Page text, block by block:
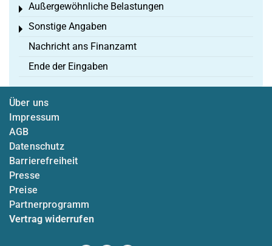
Außergewöhnliche Belastungen
Toggle menu
Sonstige Angaben
Toggle menu
Nachricht ans Finanzamt
Ende der Eingaben
Über uns
Impressum
AGB
Datenschutz
Barrierefreiheit
Presse
Preise
Partnerprogramm
Vertrag widerrufen